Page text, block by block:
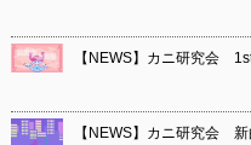
【NEWS】カニ研究会
【NEWS】カニ研究会